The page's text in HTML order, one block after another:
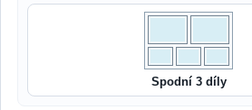
Spodní 3 díly